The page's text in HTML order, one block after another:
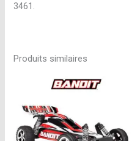
3461.
Produits similaires